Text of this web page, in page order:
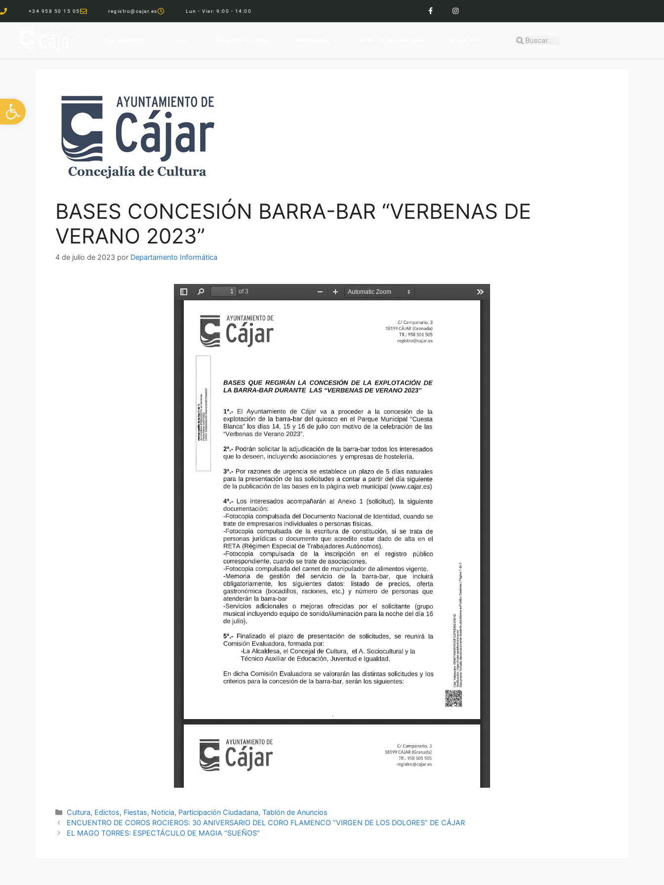
Abrir barra de herramientas
+34 958 50 15 05 registro@cajar.es Lun - Vier: 9:00 - 14:00
BASES CONCESIÓN BARRA-BAR “VERBENAS DE
VERANO 2023”
4 de julio de 2023 por Departamento Informática
Cultura, Edictos, Fiestas, Noticia, Participación Ciudadana,Tablón de Anuncios
ENCUENTRO DE COROS ROCIEROS: 30 ANIVERSARIO DEL CORO FLAMENCO “VIRGEN DE LOS DOLORES” DE CÁJAR
EL MAGO TORRES: ESPECTÁCULO DE MAGIA “SUEÑOS”